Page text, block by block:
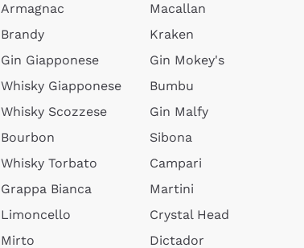
Armagnac
Brandy
Gin Giapponese
Whisky Giapponese
Whisky Scozzese
Bourbon
Whisky Torbato
Grappa Bianca
Limoncello
Mirto
Macallan
Kraken
Gin Mokey's
Bumbu
Gin Malfy
Sibona
Campari
Martini
Crystal Head
Dictador